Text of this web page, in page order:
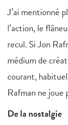
J’ai mentionné
l’action, le
recul. Si Jon
médium de
courant,
Rafman ne joue
De la nostalgie